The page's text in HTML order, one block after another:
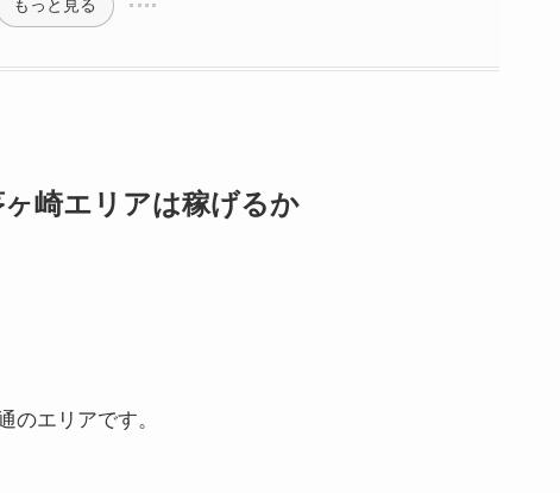
もっと見る
崎エリアは稼げるか
のエリアです。